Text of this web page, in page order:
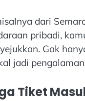
dari
pribadi,
Gak
jadi
Tiket